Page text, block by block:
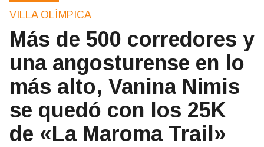
VILLA OLÍMPICA
Más de 500 corredores y
una angosturense en lo
más alto, Vanina Nimis
se quedó con los 25K
de «La Maroma Trail»